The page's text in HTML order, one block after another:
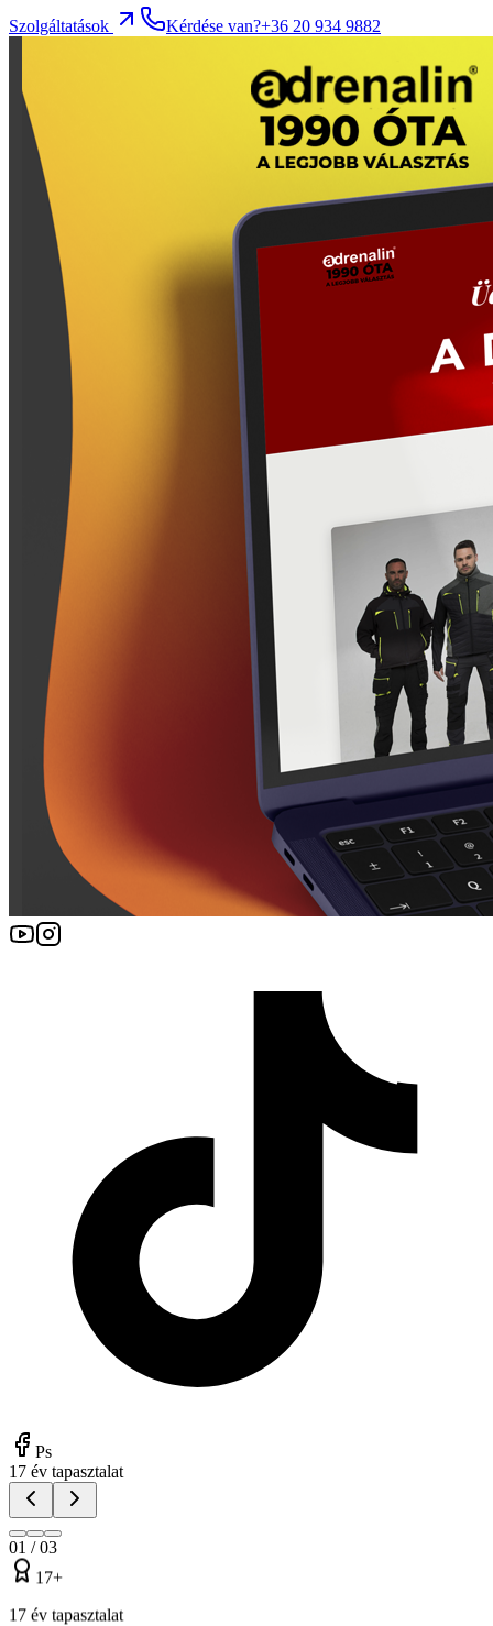
Szolgáltatások Kérdése van?+36 20 934 9882
Ps
17 év tapasztalat
01 /03
17+
17 év tapasztalat